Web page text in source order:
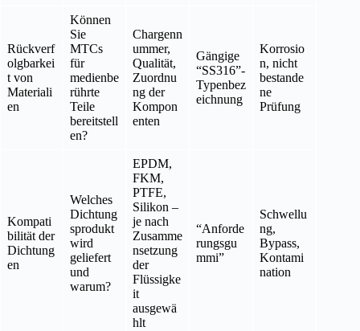
Rückverf
olgbarkei
t von
Materiali
en
Können
Sie
MTCs
für
medienbe
rührte
Teile
bereitstell
en?
Chargenn
ummer,
Qualität,
Zuordnu
ng der
Kompon
enten
Gängige
“SS316”-
Typenbez
eichnung
Korrosio
n, nicht
bestande
ne
Prüfung
Kompati
bilität der
Dichtung
en
Welches
Dichtung
sprodukt
wird
geliefert
und
warum?
EPDM,
FKM,
PTFE,
Silikon –
je nach
Zusamme
nsetzung
der
Flüssigke
it
ausgewä
hlt
“Anforde
rungsgu
mmi”
Schwellu
ng,
Bypass,
Kontami
nation